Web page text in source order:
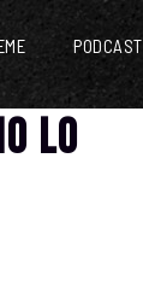
PODCAST
lo